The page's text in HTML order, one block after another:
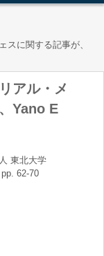
スに関する記事が、
アル・メ
Yano E
東北大学
62-70